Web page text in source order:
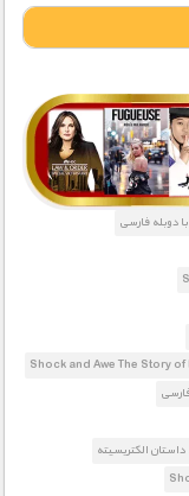
داستان الکتریسیته